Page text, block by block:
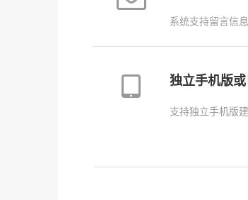
系统支持留言信
独立手机版
支持独立手机版